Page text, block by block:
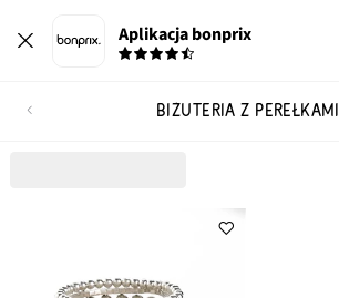
Aplikacja bonprix
BIŻUTERIA Z PEREŁKAMI